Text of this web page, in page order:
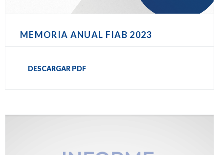
MEMORIA ANUAL FIAB 2023
DESCARGAR PDF